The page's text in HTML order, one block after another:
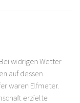
widrigen Wetter
auf dessen
waren Elfmeter.
erzielte